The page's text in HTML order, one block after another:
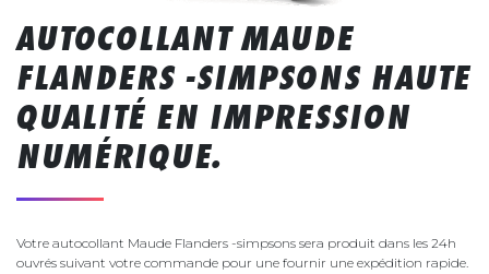
AUTOCOLLANT MAUDE
FLANDERS -SIMPSONS HAUTE
QUALITÉ EN IMPRESSION
NUMÉRIQUE.
Votre autocollant Maude Flanders -simpsons sera produit dans les 24h
ouvrés suivant votre commande pour une fournir une expédition rapide.